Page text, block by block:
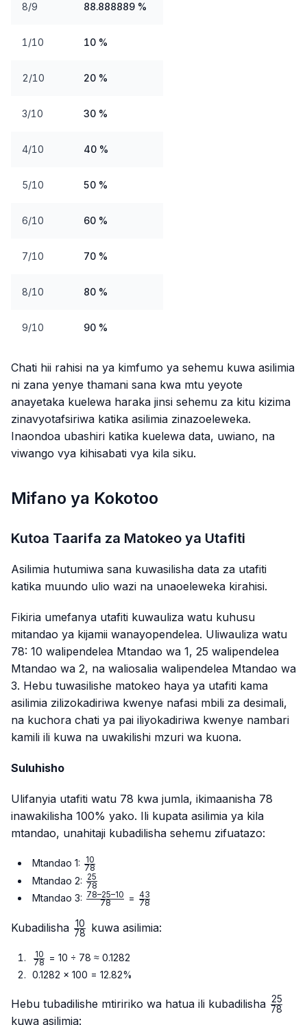
8/9 88.888889 %
1/10 10 %
2/10 20 %
3/10 30 %
4/10 40 %
5/10 50 %
6/10 60 %
7/10 70 %
8/10 80 %
9/10 90 %
Chati hii rahisi na ya kimfumo ya sehemu kuwa asilimia
ni zana yenye thamani sana kwa mtu yeyote
anayetaka kuelewa haraka jinsi sehemu za kitu kizima
zinavyotafsiriwa katika asilimia zinazoeleweka.
Inaondoa ubashiri katika kuelewa data, uwiano, na
viwango vya kihisabati vya kila siku.
Mifano ya Kokotoo
Kutoa Taarifa za Matokeo ya Utafiti
Asilimia hutumiwa sana kuwasilisha data za utafiti
katika muundo ulio wazi na unaoeleweka kirahisi.
Fikiria umefanya utafiti kuwauliza watu kuhusu
mitandao ya kijamii wanayopendelea. Uliwauliza watu
78: 10 walipendelea Mtandao wa 1, 25 walipendelea
Mtandao wa 2, na waliosalia walipendelea Mtandao wa
3. Hebu tuwasilishe matokeo haya ya utafiti kama
asilimia zilizokadiriwa kwenye nafasi mbili za desimali,
na kuchora chati ya pai iliyokadiriwa kwenye nambari
kamili ili kuwa na uwakilishi mzuri wa kuona.
Suluhisho
Ulifanyia utafiti watu 78 kwa jumla, ikimaanisha 78
inawakilisha 100% yako. Ili kupata asilimia ya kila
mtandao, unahitaji kubadilisha sehemu zifuatazo:
Mtandao 1: \frac{10}
{78}
78
10
Mtandao 2: \frac{25}
{78}
78
25
Mtandao 3: \frac{78
10}{78}
78
78–25–10 = \frac{43}
78
43
Kubadilisha \frac{10}
78
10 kuwa asilimia:
\frac{10}
{78}
78
10
= 10 ÷ 78 ≈ 0.1282
0.1282 × 100 = 12.82%
Hebu tubadilishe mtiririko wa hatua ili kubadilisha 78
25
kuwa asilimia: